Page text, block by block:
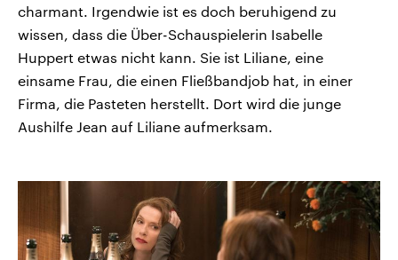
charmant. Irgendwie ist es doch beruhigend zu
wissen, dass die Über-Schauspielerin Isabelle
Huppert etwas nicht kann. Sie ist Liliane, eine
einsame Frau, die einen Fließbandjob hat, in einer
Firma, die Pasteten herstellt. Dort wird die junge
Aushilfe Jean auf Liliane aufmerksam.